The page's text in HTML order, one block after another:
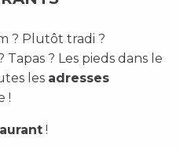
? Plutôt tradi ?
? Les pieds dans le
les adresses
!
!